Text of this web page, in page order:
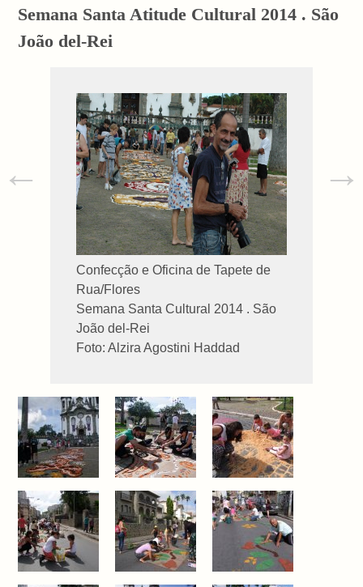
Semana Santa Atitude Cultural 2014 . São
João del-Rei
Confecção e Oficina de Tapete de
Rua/Flores
Semana Santa Cultural 2014 . São
João del-Rei
Foto: Alzira Agostini Haddad
← →